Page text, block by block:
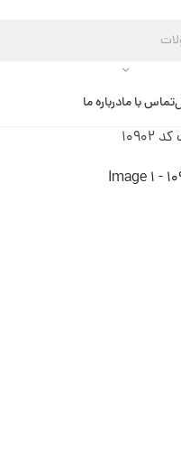
تماس با مادرباره ما